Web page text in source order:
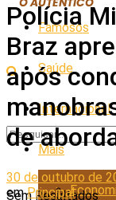
Famosos
Saúde
Internacional
Mais
Sem Resultados
Polícia
Braz
após
de
30 de outubro de
em Principal